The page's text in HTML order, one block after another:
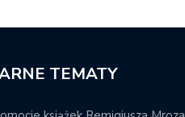
TEMATY